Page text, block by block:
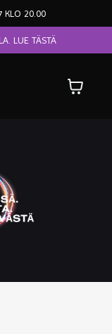
KLO 20.00
LUE TÄSTÄ